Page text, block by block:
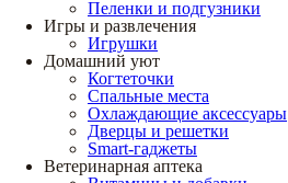
Пеленки и подгузники
Игры и развлечения
Игрушки
Домашний уют
Когтеточки
Спальные места
Охлаждающие аксессуары
Дверцы и решетки
Smart-гаджеты
Ветеринарная аптека